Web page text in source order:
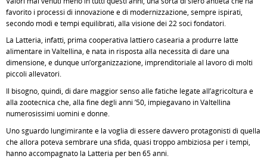
favorito i processi di innovazione e di modernizzazione, sempre ispirati,
secondo modi e tempi equilibrati, alla visione dei 22 soci fondatori.
La Latteria, infatti, prima cooperativa lattiero casearia a produrre latte
alimentare in Valtellina, è nata in risposta alla necessità di dare una
dimensione, e dunque un’organizzazione, imprenditoriale al lavoro di molti
piccoli allevatori.
Il bisogno, quindi, di dare maggior senso alle fatiche legate all’agricoltura e
alla zootecnica che, alla fine degli anni ’50, impiegavano in Valtellina
numerosissimi uomini e donne.
Uno sguardo lungimirante e la voglia di essere davvero protagonisti di quella
che allora poteva sembrare una sfida, quasi troppo ambiziosa per i tempi,
hanno accompagnato la Latteria per ben 65 anni.